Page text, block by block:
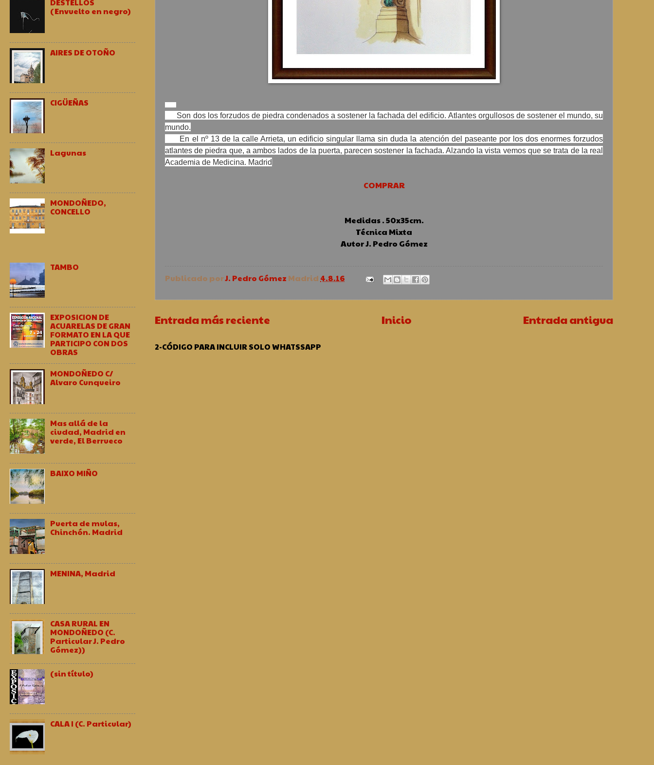
Son dos los forzudos de piedra condenados a sostener la fachada del edificio. Atlantes orgullosos de sostener el mundo, su
mundo.
En el nº 13 de la calle Arrieta, un edificio singular llama sin duda la atención del paseante por los dos enormes forzudos
atlantes de piedra que, a ambos lados de la puerta, parecen sostener la fachada. Alzando la vista vemos que se trata de la real
Academia de Medicina. Madrid
COMPRAR
Medidas . 50x35cm.
Técnica Mixta
Autor J. Pedro Gómez
Publicado porJ. Pedro Gómez Madrid 4.8.16
Entrada más reciente Entrada antigua
Inicio
2-CÓDIGO PARA INCLUIR SOLO WHATSSAPP
DESTELLOS
(Envuelto en negro)
AIRES DE OTOÑO
CIGÜEÑAS
Lagunas
MONDOÑEDO,
CONCELLO
TAMBO
EXPOSICION DE
ACUARELAS DE GRAN
FORMATO EN LA QUE
PARTICIPO CON DOS
OBRAS
MONDOÑEDO C/
Alvaro Cunqueiro
Mas allá de la
ciudad, Madrid en
verde, El Berrueco
BAIXO MIÑO
Puerta de mulas,
Chinchón. Madrid
MENINA, Madrid
CASA RURAL EN
MONDOÑEDO (C.
Particular J. Pedro
Gómez))
(sin título)
CALA I (C. Particular)